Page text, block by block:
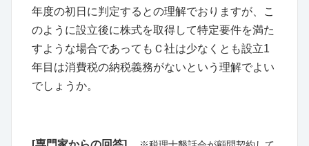
年度の初日に判定するとの理解でおりますが、こ
のように設立後に株式を取得して特定要件を満た
すような場合であってもＣ社は少なくとも設立1
年目は消費税の納税義務がないという理解でよい
でしょうか。